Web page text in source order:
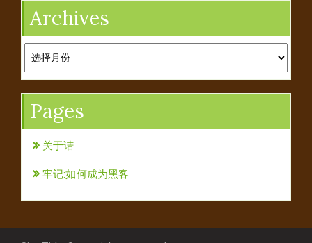
Archives
Pages
关于诘
牢记:如何成为黑客